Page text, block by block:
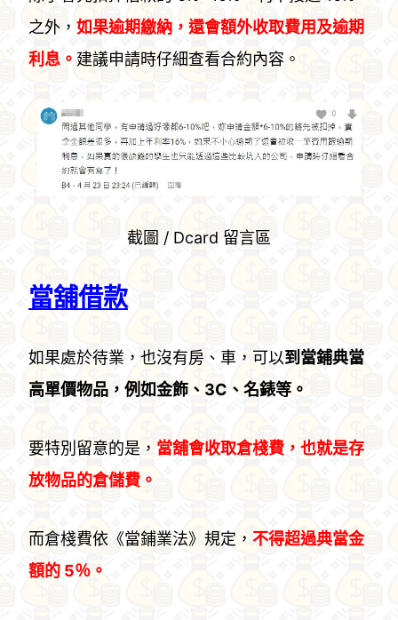
之外， 如果逾期繳納，還會額外收取費用及逾期
利息。 建議申請時仔細查看合約內容。
截圖 / Dcard 留言區
當舖借款
如果處於待業，也沒有房、車，可以到當鋪典當
高單價物品，例如金飾、3C、名錶等。
要特別留意的是， 當舖會收取倉棧費，也就是存
放物品的倉儲費。
而倉棧費依《當鋪業法》規定， 不得超過典當金
額的 5％。